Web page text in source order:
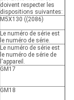
doivent respecter les
dispositions suivantes:
M5X130 ((2086)
Le numéro de série est
le numéro de série.
Le numéro de série est
le numéro de série de
l'appareil.
GM17
GM18